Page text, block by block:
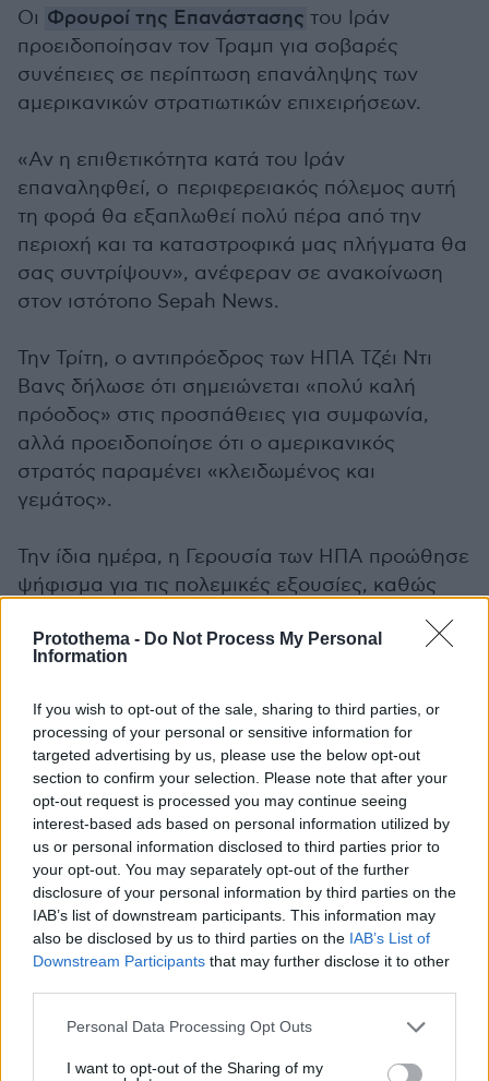
Protothema - Do Not Process My Personal
Information
If you wish to opt-out of the sale, sharing to third parties, or
processing of your personal or sensitive information for
targeted advertising by us, please use the below opt-out
section to confirm your selection. Please note that after your
opt-out request is processed you may continue seeing
interest-based ads based on personal information utilized by
us or personal information disclosed to third parties prior to
your opt-out. You may separately opt-out of the further
disclosure of your personal information by third parties on the
IAB’s list of downstream participants. This information may
also be disclosed by us to third parties on the IAB’s List of
Downstream Participants that may further disclose it to other
Please note that this website/app uses one or more Google
not limited to your visit or usage behaviour. You may click to
Personal Data Processing Opt Outs
I want to opt-out of the Sharing of my
Οι Φρουροί της Επανάστασης του Ιράν
προειδοποίησαν τον Τραμπ για σοβαρές
συνέπειες σε περίπτωση επανάληψης των
αμερικανικών στρατιωτικών επιχειρήσεων.
«Αν η επιθετικότητα κατά του Ιράν
επαναληφθεί, ο περιφερειακός πόλεμος αυτή
τη φορά θα εξαπλωθεί πολύ πέρα από την
περιοχή και τα καταστροφικά μας πλήγματα θα
σας συντρίψουν», ανέφεραν σε ανακοίνωση
στον ιστότοπο Sepah News.
Την Τρίτη, ο αντιπρόεδρος των ΗΠΑ Τζέι Ντι
Βανς δήλωσε ότι σημειώνεται «πολύ καλή
πρόοδος» στις προσπάθειες για συμφωνία,
αλλά προειδοποίησε ότι ο αμερικανικός
στρατός παραμένει «κλειδωμένος και
γεμάτος».
Την ίδια ημέρα, η Γερουσία των ΗΠΑ προώθησε
ψήφισμα για τις πολεμικές εξουσίες, καθώς
Δημοκρατικούς στην προσπάθεια να ενισχυθεί
και η στήριξη δεν επαρκεί ακόμη για την
έγκριση του μέτρου.
Η διεθνής ανησυχία για την περιοχή
Στο περιθώριο της κρίσης, ο Κινέζος πρόεδρος
Σι Τζινπίνγκ , σε συνομιλία με τον Ρώσο
ομόλογό τουΒλαντίμιρ Πούτινστο Πεκίνο,
προειδοποίησε ότι η συνέχιση των
εχθροπραξιών στη Μέση Ανατολή θα ήταν
«ακόμη πιο απερίσκεπτη».
Σύμφωνα με το κινεζικό πρακτορείο Xinhua, ο